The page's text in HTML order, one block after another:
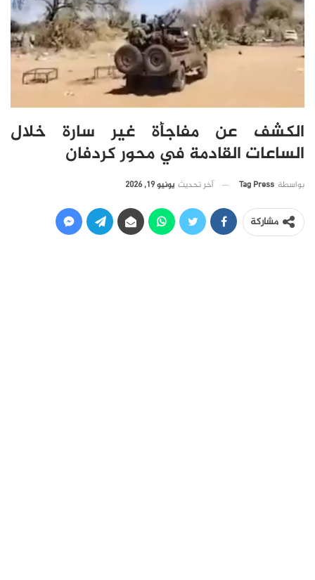
الكشف عن مفاجأة غير سارة خلال
الساعات القادمة في محور كردفان
بواسطة Tag Press آخر تحديث يونيو 19, 2026
مشاركة